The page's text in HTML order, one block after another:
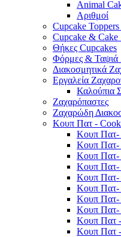
Animal
Αριθμοί
Cupcake
Cupcake & Cake
Θήκες Cupcakes
Φόρμες & Ταψιά
Διακοσμητικά
Εργαλεία
Καλούπια
Ζαχαρόπαστες
Ζαχαρώδη
Κουπ Πατ -
Κουπ Πατ-
Κουπ Πατ-
Κουπ Πατ-
Κουπ Πατ-
Κουπ Πατ-
Κουπ Πατ-
Κουπ Πατ-
Κουπ Πατ-
Κουπ Πατ -
Κουπ Πατ